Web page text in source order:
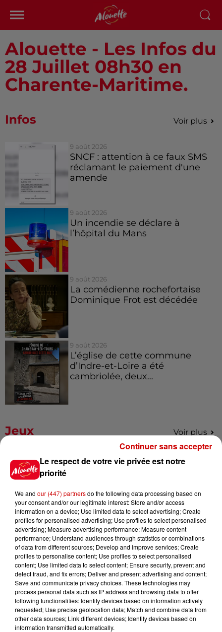
Alouette - Les Infos du
28 Juillet 08h30 en
Charente-Maritime.
Infos Voir plus
9 août 2026
SNCF : attention à ce faux SMS
réclamant le paiement d'une
amende
9 août 2026
Un incendie se déclare à
l’hôpital du Mans
9 août 2026
La comédienne rochefortaise
Dominique Frot est décédée
9 août 2026
L’église de cette commune
d’Indre-et-Loire a été
cambriolée, deux...
Jeux Voir plus
Gagnez vos places pour
l'événement Ride the Show à
Gagnez vos places pour le
festival Marché Gourmand 2026
à Coulon !
Le Duel - Gagnez vos entrées
pour l'un des zoos de nos
régions !
Le respect de votre vie privée est notre
priorité
We and our (447) partnersdo the following data processing based on
your consent and/or our legitimate interest: Store and/or access
information on a device; Use limited data to select advertising; Create
profiles for personalised advertising; Use profiles to select personalised
advertising; Measure advertising performance; Measure content
performance; Understand audiences through statistics or combinations
of data from different sources; Develop and improve services; Create
profiles to personalise content; Use profiles to select personalised
content; Use limited data to select content; Ensure security, prevent and
detect fraud, and fix errors; Deliver and present advertising and content;
Save and communicate privacy choices. These technologies may
process personal data such as IP address and browsing data to offer
following functionalities: Identify devices based on information actively
requested; Use precise geolocation data; Match and combine data from
other data sources; Link different devices; Identify devices based on
information transmitted automatically.
Continuer sans accepter